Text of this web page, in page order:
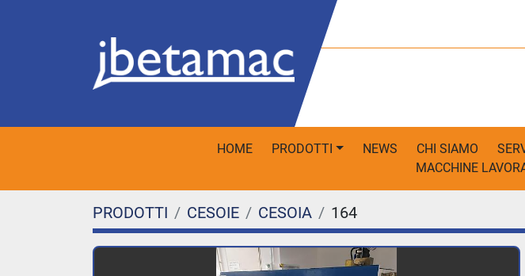
HOME PRODOTTI NEWS CHI SIAMO
MACCHINE
PRODOTTI CESOIE CESOIA 164